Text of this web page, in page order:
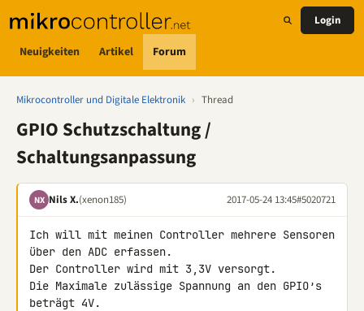
Neuigkeiten Artikel Forum
Login
Mikrocontroller und Digitale Elektronik › Thread
GPIO Schutzschaltung /
Schaltungsanpassung
NX Nils X.(xenon185) 2017-05-24 13:45#5020721
Ich will mit meinen Controller mehrere Sensoren
über den ADC erfassen.
Der Controller wird mit 3,3V versorgt.
Die Maximale zulässige Spannung an den GPIO’s
beträgt 4V.